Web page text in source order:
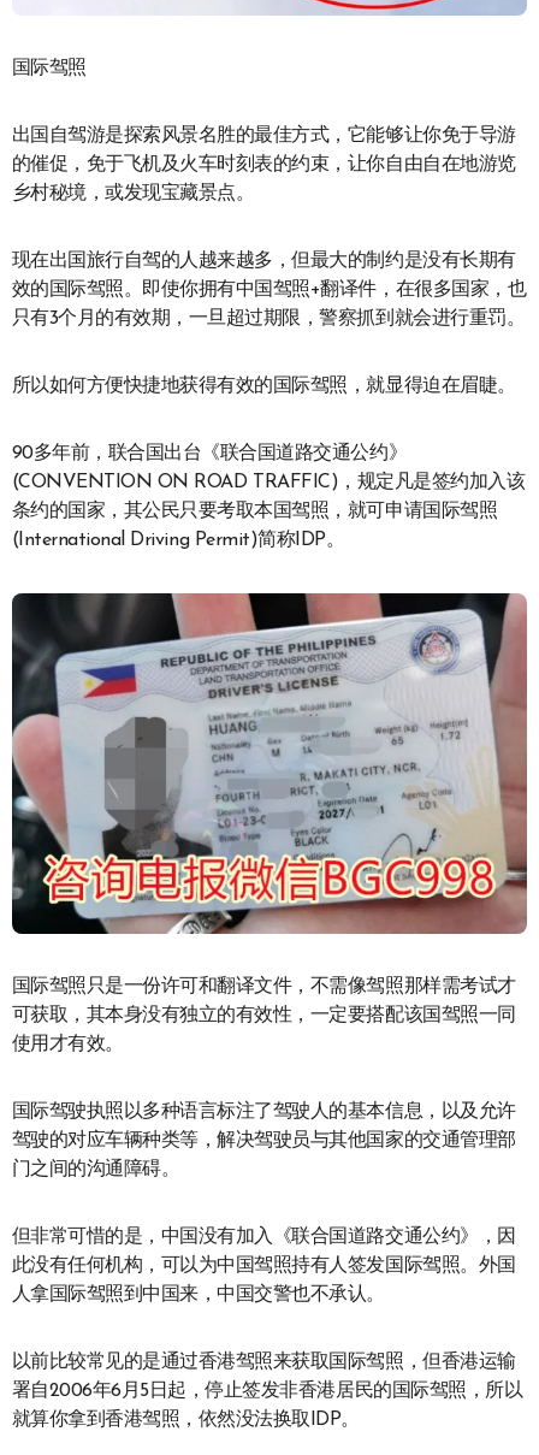
国际驾照
出国自驾游是探索风景名胜的最佳方式，它能够让你免于导游
的催促，免于飞机及火车时刻表的约束，让你自由自在地游览
乡村秘境，或发现宝藏景点。
现在出国旅行自驾的人越来越多，但最大的制约是没有长期有
效的国际驾照。即使你拥有中国驾照+翻译件，在很多国家，也
只有3个月的有效期，一旦超过期限，警察抓到就会进行重罚。
所以如何方便快捷地获得有效的国际驾照，就显得迫在眉睫。
90多年前，联合国出台《联合国道路交通公约》
(CONVENTION ON ROAD TRAFFIC)，规定凡是签约加入该
条约的国家，其公民只要考取本国驾照，就可申请国际驾照
(International Driving Permit)简称IDP。
国际驾照只是一份许可和翻译文件，不需像驾照那样需考试才
可获取，其本身没有独立的有效性，一定要搭配该国驾照一同
使用才有效。
国际驾驶执照以多种语言标注了驾驶人的基本信息，以及允许
驾驶的对应车辆种类等，解决驾驶员与其他国家的交通管理部
门之间的沟通障碍。
但非常可惜的是，中国没有加入《联合国道路交通公约》，因
此没有任何机构，可以为中国驾照持有人签发国际驾照。外国
人拿国际驾照到中国来，中国交警也不承认。
以前比较常见的是通过香港驾照来获取国际驾照，但香港运输
署自2006年6月5日起，停止签发非香港居民的国际驾照，所以
就算你拿到香港驾照，依然没法换取IDP。